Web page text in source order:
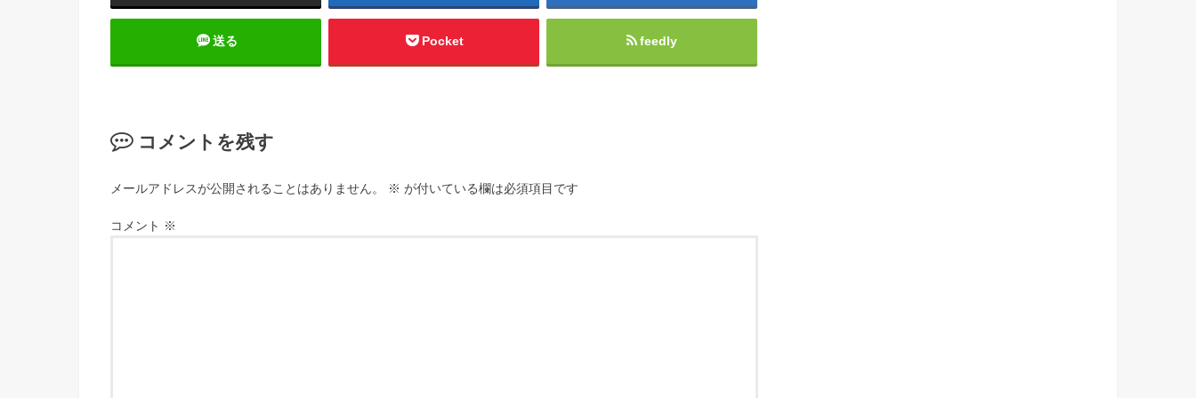
送る Pocket feedly
コメントを残す
メールアドレスが公開されることはありません。 ※ が付いている欄は必須項目です
コメント ※